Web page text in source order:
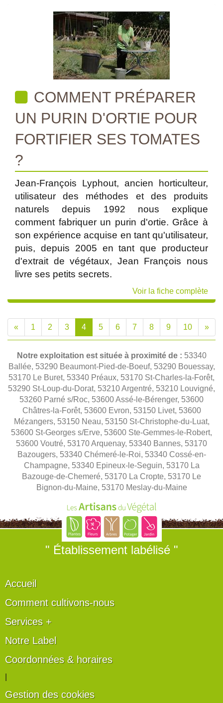
COMMENT PRÉPARER
UN PURIN D'ORTIE POUR
FORTIFIER SES TOMATES
?
Jean-François Lyphout, ancien horticulteur,
utilisateur des méthodes et des produits
naturels depuis 1992 nous explique
comment fabriquer un purin d'ortie. Grâce à
son expérience acquise en tant qu'utilisateur,
puis, depuis 2005 en tant que producteur
d'extrait de végétaux, Jean François nous
livre ses petits secrets.
Voir la fiche complète
« 1 2 3 4 5 6 7 8 9 10 »
Notre exploitation est située à proximité de : 53340
Ballée, 53290 Beaumont-Pied-de-Boeuf, 53290 Bouessay,
53170 Le Buret, 53340 Préaux, 53170 St-Charles-la-Forêt,
53290 St-Loup-du-Dorat, 53210 Argentré, 53210 Louvigné,
53260 Parné s/Roc, 53600 Assé-le-Bérenger, 53600
Châtres-la-Forêt, 53600 Evron, 53150 Livet, 53600
Mézangers, 53150 Neau, 53150 St-Christophe-du-Luat,
53600 St-Georges s/Erve, 53600 Ste-Gemmes-le-Robert,
53600 Voutré, 53170 Arquenay, 53340 Bannes, 53170
Bazougers, 53340 Chémeré-le-Roi, 53340 Cossé-en-
Champagne, 53340 Epineux-le-Seguin, 53170 La
Bazouge-de-Chemeré, 53170 La Cropte, 53170 Le
Bignon-du-Maine, 53170 Meslay-du-Maine
" Établissement labélisé "
Accueil
Comment cultivons-nous
Services +
Notre Label
Coordonnées & horaires
Gestion des cookies